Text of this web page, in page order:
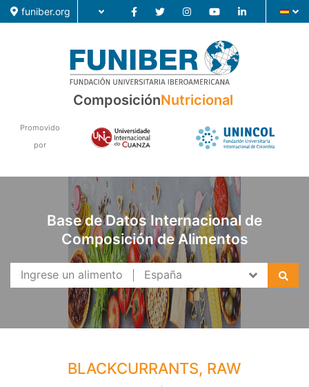
funiber.org
ComposiciónNutricional
Promovido
por
Base de Datos Internacional de
Composición de Alimentos
BLACKCURRANTS, RAW